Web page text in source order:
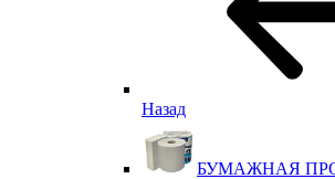
Назад
БУМАЖНАЯ